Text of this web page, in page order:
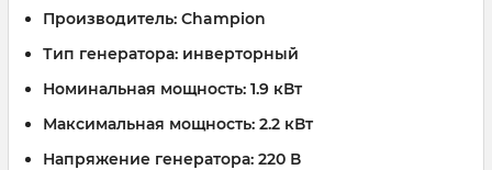
Производитель: Champion
Тип генератора: инверторный
Номинальная мощность: 1.9 кВт
Максимальная мощность: 2.2 кВт
Напряжение генератора: 220 В